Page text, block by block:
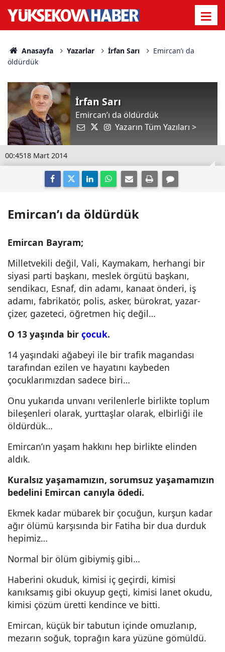
Anasayfa Yazarlar İrfan Sarı
Emircan’ı da
öldürdük
İrfan Sarı
Emircan’ı da öldürdük
Yazarın Tüm Yazıları >
00:4518 Mart 2014
Emircan’ı da öldürdük
Emircan Bayram;
Milletvekili değil, Vali, Kaymakam, herhangi bir
siyasi parti başkanı, meslek örgütü başkanı,
sendikacı, Esnaf, din adamı, kanaat önderi, iş
adamı, fabrikatör, polis, asker, bürokrat, yazar-
çizer, gazeteci, öğretmen hiç değil…
O 13 yaşında bir çocuk.
14 yaşındaki ağabeyi ile bir trafik magandası
tarafından ezilen ve hayatını kaybeden
çocuklarımızdan sadece biri…
Onu yukarıda unvanı verilenlerle birlikte toplum
bileşenleri olarak, yurttaşlar olarak, elbirliği ile
öldürdük…
Emircan’ın yaşam hakkını hep birlikte elinden
aldık.
Kuralsız yaşamamızın, sorumsuz yaşamamızın
bedelini Emircan canıyla ödedi.
Ekmek kadar mübarek bir çocuğun, kurşun kadar
ağır ölümü karşısında bir Fatiha bir dua durduk
hepimiz…
Normal bir ölüm gibiymiş gibi…
Haberini okuduk, kimisi iç geçirdi, kimisi
kanıksamış gibi okuyup geçti, kimisi lanet okudu,
kimisi çözüm üretti kendince ve bitti.
Emircan, küçük bir tabutun içinde omuzlanıp,
mezarın soğuk, toprağın kara yüzüne gömüldü.